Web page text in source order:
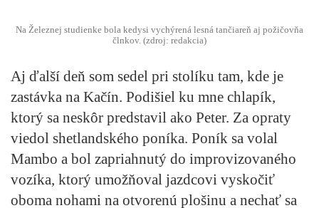
Na Železnej studienke bola kedysi vychýrená lesná tančiareň aj požičovňa
člnkov. (zdroj: redakcia)
Aj ďalší deň som sedel pri stolíku tam, kde je
zastávka na Kačín. Podišiel ku mne chlapík,
ktorý sa neskôr predstavil ako Peter. Za opraty
viedol shetlandského poníka. Poník sa volal
Mambo a bol zapriahnutý do improvizovaného
vozíka, ktorý umožňoval jazdcovi vyskočiť
oboma nohami na otvorenú plošinu a nechať sa